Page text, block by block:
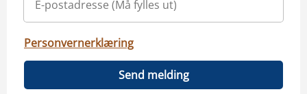
Personvernerklæring
Send melding